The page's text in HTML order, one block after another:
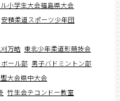
小学生大会福島県大会
安積柔道スポーツ少年団
万皓 東北少年柔道形競技会
ール部 男子バドミントン部
大会県中大会
竹生会テコンドー教室